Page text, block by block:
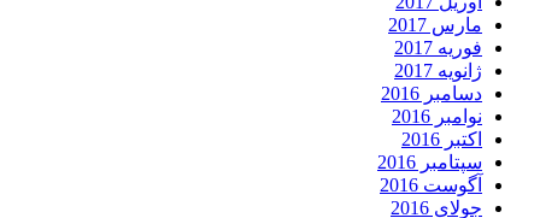
مارس 2017
فوریه 2017
ژانویه 2017
دسامبر 2016
نوامبر 2016
اکتبر 2016
سپتامبر 2016
آگوست 2016
جولای 2016